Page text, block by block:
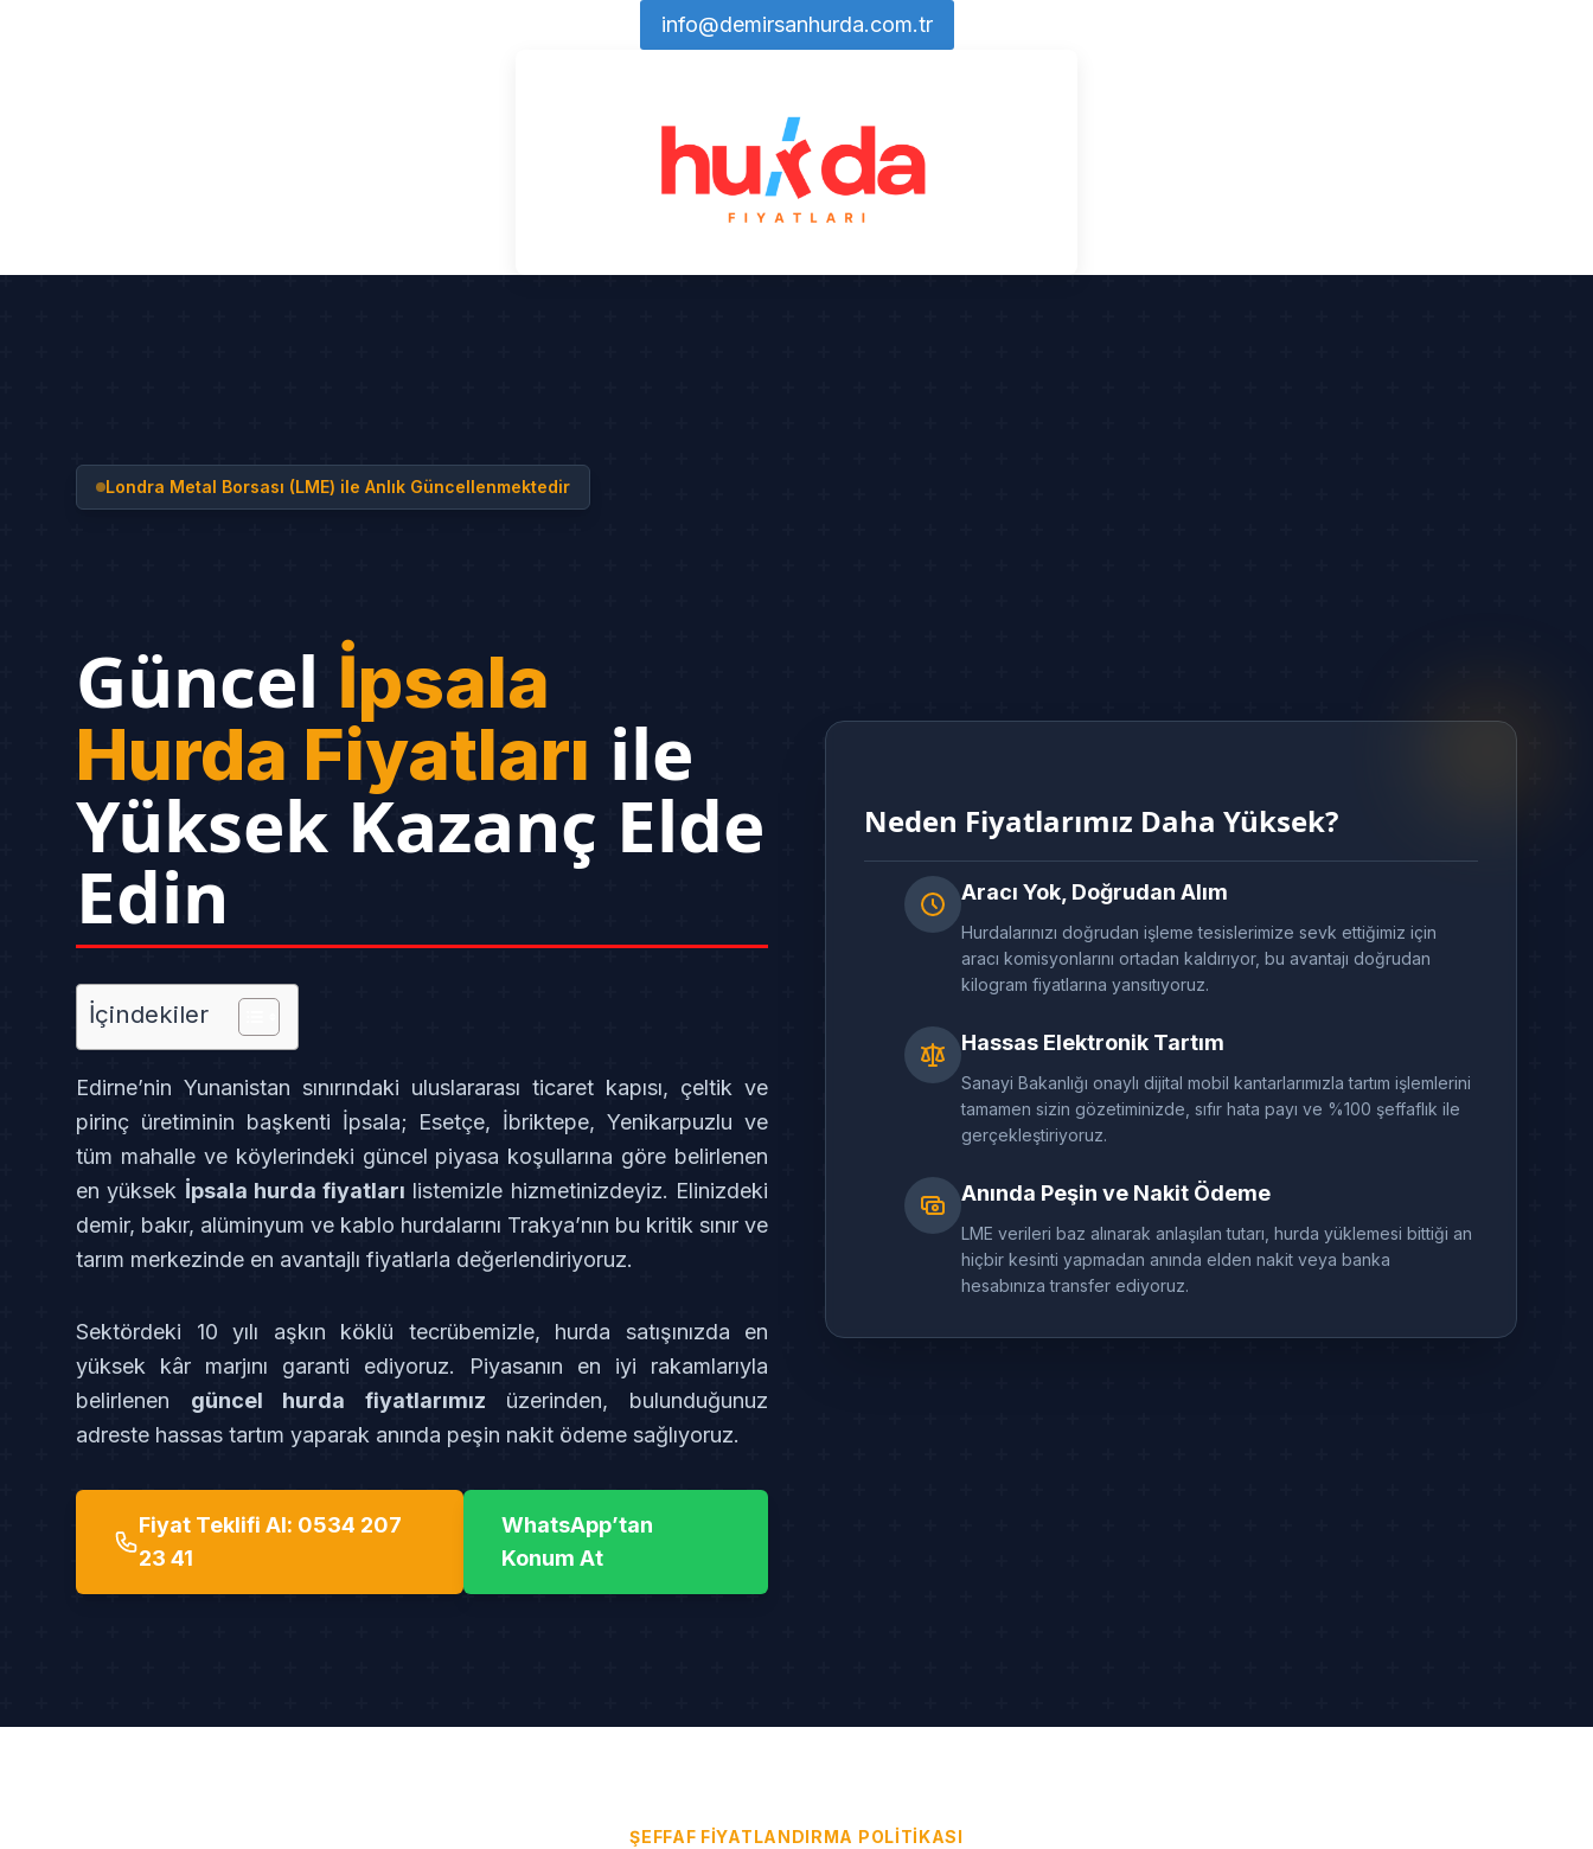
info@demirsanhurda.com.tr
Londra Metal Borsası (LME) ile Anlık Güncellenmektedir
Güncel İpsala
Hurda Fiyatları ile
Yüksek Kazanç Elde
Edin
İçindekiler
Edirne’nin Yunanistan sınırındaki uluslararası ticaret kapısı, çeltik ve
pirinç üretiminin başkenti İpsala; Esetçe, İbriktepe, Yenikarpuzlu ve
tüm mahalle ve köylerindeki güncel piyasa koşullarına göre belirlenen
en yüksek İpsala hurda fiyatları listemizle hizmetinizdeyiz. Elinizdeki
demir, bakır, alüminyum ve kablo hurdalarını Trakya’nın bu kritik sınır ve
tarım merkezinde en avantajlı fiyatlarla değerlendiriyoruz.
Sektördeki 10 yılı aşkın köklü tecrübemizle, hurda satışınızda en
yüksek kâr marjını garanti ediyoruz. Piyasanın en iyi rakamlarıyla
belirlenen güncel hurda fiyatlarımız üzerinden, bulunduğunuz
adreste hassas tartım yaparak anında peşin nakit ödeme sağlıyoruz.
Fiyat Teklifi Al: 0534 207
23 41
WhatsApp’tan
Konum At
Neden Fiyatlarımız Daha Yüksek?
Aracı Yok, Doğrudan Alım
Hurdalarınızı doğrudan işleme tesislerimize sevk ettiğimiz için
aracı komisyonlarını ortadan kaldırıyor, bu avantajı doğrudan
kilogram fiyatlarına yansıtıyoruz.
Hassas Elektronik Tartım
Sanayi Bakanlığı onaylı dijital mobil kantarlarımızla tartım işlemlerini
tamamen sizin gözetiminizde, sıfır hata payı ve %100 şeffaflık ile
gerçekleştiriyoruz.
Anında Peşin ve Nakit Ödeme
LME verileri baz alınarak anlaşılan tutarı, hurda yüklemesi bittiği an
hiçbir kesinti yapmadan anında elden nakit veya banka
hesabınıza transfer ediyoruz.
ŞEFFAF FIYATLANDIRMA POLITIKASI